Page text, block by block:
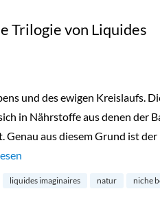
Trilogie von Liquides
und des ewigen Kreislaufs.
in Nährstoffe aus denen der
Genau aus diesem Grund ist der
News: Die neue Trilogie von
liquides imaginaires natur
niche